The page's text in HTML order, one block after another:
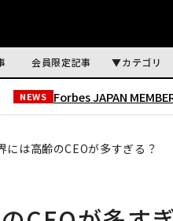
会員限定記事 カテゴリ
NEWS Forbes JAPAN
には高齢のCEOが多すぎる？